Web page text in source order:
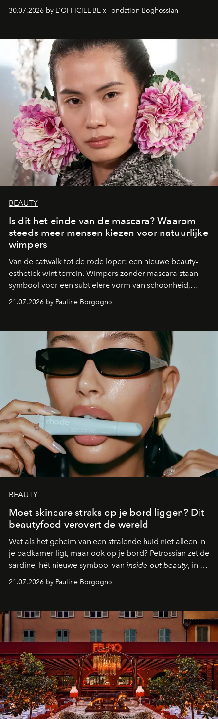
fonkelend Murano-glas creëert de Franse kunstenaar
een emotionele reis waarin elk werk de herinnering
moment van verwondering.
30.07.2026 by L'OFFICIEL BE x Fondation Boghossian
BEAUTY
Is dit het einde van de mascara? Waarom
steeds meer mensen kiezen voor natuurlijke
wimpers
Van de catwalk tot de rode loper: een nieuwe beauty-
esthetiek wint terrein. Wimpers zonder mascara staan
symbool voor een subtielere vorm van schoonheid,
waarin zelfvertrouwen belangrijker is dan een overvloed
aan make-up.
21.07.2026 by Pauline Borgogno
BEAUTY
Moet skincare straks op je bord liggen? Dit
beautyfood verovert de wereld
Wat als het geheim van een stralende huid niet alleen in
je badkamer ligt, maar ook op je bord? Petrossian zet de
sardine, hét nieuwe symbool van inside-out beauty, in de
kijker met twee gastronomische creaties.
21.07.2026 by Pauline Borgogno